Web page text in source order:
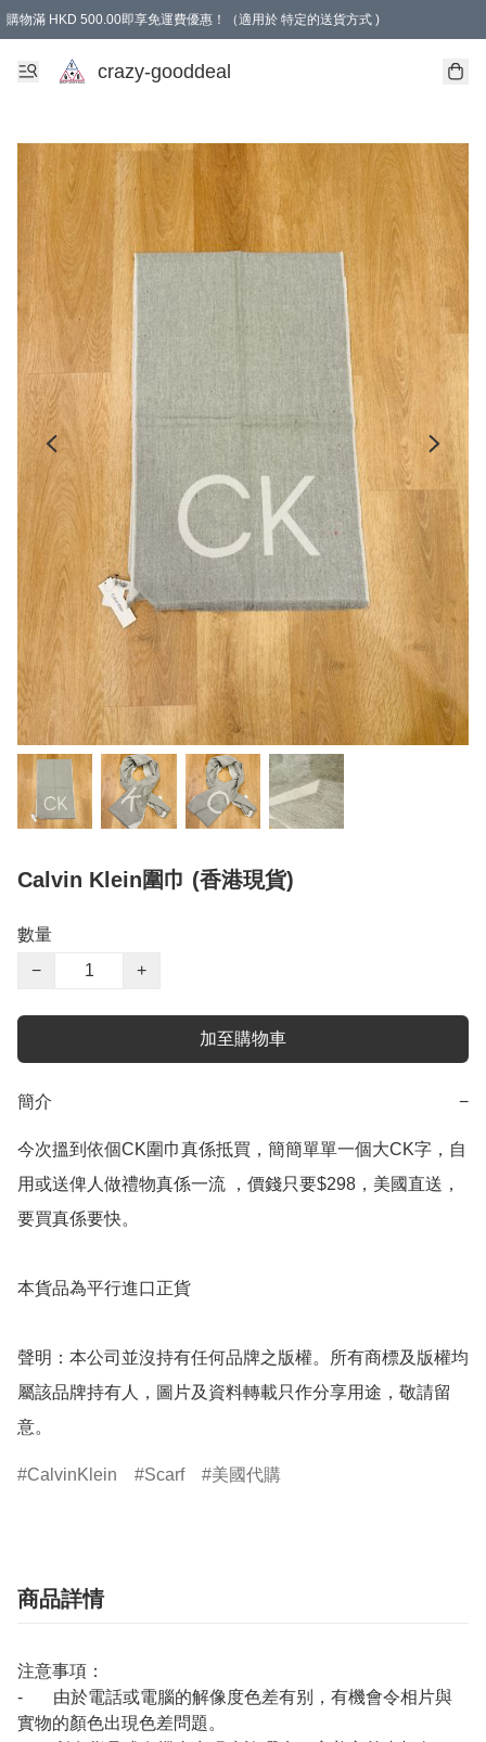
購物滿 HKD 500.00即享免運費優惠！（適用於 特定的送貨方式 )
成為會員可享免費禮品
crazy-gooddeal
Calvin Klein圍巾 (香港現貨)
數量
−
+
加至購物車
簡介 −
今次搵到依個CK圍巾真係抵買，簡簡單單一個大CK字，自
用或送俾人做禮物真係一流 ，價錢只要$298，美國直送，
要買真係要快。
本貨品為平行進口正貨
聲明：本公司並沒持有任何品牌之版權。所有商標及版權均
屬該品牌持有人，圖片及資料轉載只作分享用途，敬請留
意。
CalvinKlein Scarf 美國代購
商品詳情
注意事項：
- 由於電話或電腦的解像度色差有别，有機會令相片與
實物的顏色出現色差問題。